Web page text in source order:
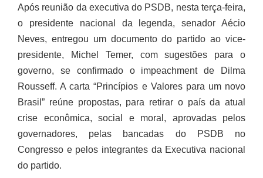
Após reunião da executiva do PSDB, nesta terça-feira, o
presidente nacional da legenda, senador Aécio Neves,
entregou um documento do partido ao vice-presidente,
Michel Temer, com sugestões para o governo, se
confirmado o impeachment de Dilma Rousseff. A carta
“Princípios e Valores para um novo Brasil” reúne
propostas, para retirar o país da atual crise econômica,
social e moral, aprovadas pelos governadores, pelas
bancadas do PSDB no Congresso e pelos integrantes da
Executiva nacional do partido.